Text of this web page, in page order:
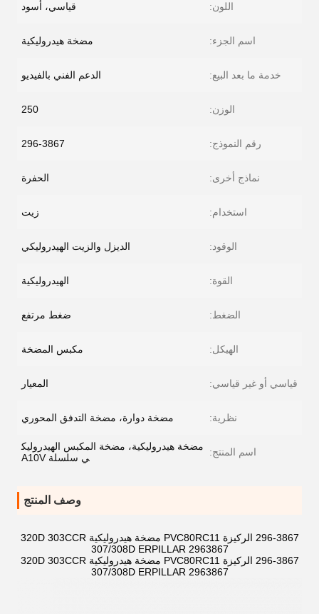
اللون: قياسي، أسود
اسم الجزء: مضخة هيدروليكية
خدمة ما بعد البيع: الدعم الفني بالفيديو
الوزن: 250
رقم النموذج: 296-3867
نماذج أخرى: الحفرة
استخدام: زيت
الوقود: الديزل والزيت الهيدروليكي
القوة: الهيدروليكية
الضغط: ضغط مرتفع
الهيكل: مكبس المضخة
قياسي أو غير قياسي: المعيار
نظرية: مضخة دوارة، مضخة التدفق المحوري
اسم المنتج:
مضخة هيدروليكية، مضخة المكبس الهيدروليك
ي سلسلة A10V
وصف المنتج
296-3867 الركيزة PVC80RC11 مضخة هيدروليكية 320D 303CCR
307/308D ERPILLAR 2963867
296-3867 الركيزة PVC80RC11 مضخة هيدروليكية 320D 303CCR
307/308D ERPILLAR 2963867